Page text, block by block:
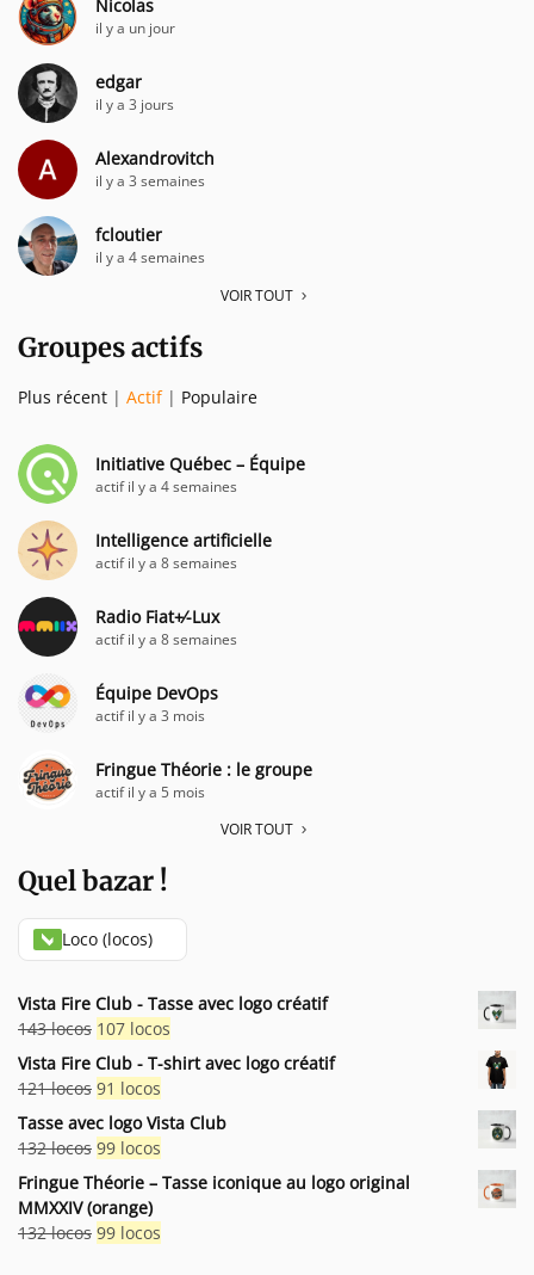
Nicolas
il y a un jour
edgar
il y a 3 jours
Alexandrovitch
il y a 3 semaines
fcloutier
il y a 4 semaines
VOIR TOUT
Groupes actifs
Plus récent | Actif | Populaire
Initiative Québec – Équipe
actif il y a 4 semaines
Intelligence artificielle
actif il y a 8 semaines
Radio Fiat+⁄-Lux
actif il y a 8 semaines
Équipe DevOps
actif il y a 3 mois
Fringue Théorie : le groupe
actif il y a 5 mois
VOIR TOUT
Quel bazar !
Loco (locos)
Vista Fire Club - Tasse avec logo créatif
143locos Le
prix
initial
était :
143 locos.
107 locos
prix
107 locos.
Vista Fire Club - T-shirt avec logo créatif
121locos Le
prix
initial
était :
121 locos.
91 locos
prix
actuel
est :
91 locos.
Tasse avec logo Vista Club
132locos Le
prix
était :
132 locos.
99 locos
prix
est :
99 locos.
Fringue Théorie – Tasse iconique au logo original
MMXXIV (orange)
132locos Le
99 locos